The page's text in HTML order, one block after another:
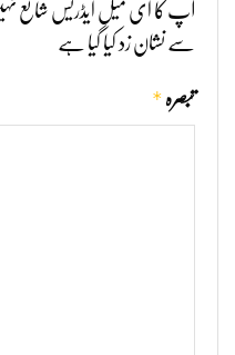
آپ کا ای میل ایڈریس شائع
سے نشان زد کیا گیا ہے
تبصرہ *